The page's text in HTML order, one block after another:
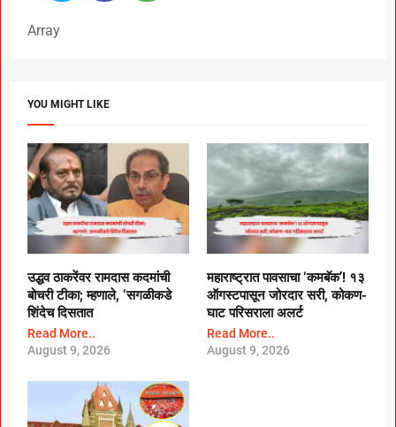
Array
YOU MIGHT LIKE
उद्धव ठाकरेंवर रामदास कदमांची
बोचरी टीका; म्हणाले, ‘सगळीकडे
शिंदेच दिसतात
Read More..
August 9, 2026
महाराष्ट्रात पावसाचा ‘कमबॅक’! १३
ऑगस्टपासून जोरदार सरी, कोकण-
घाट परिसराला अलर्ट
Read More..
August 9, 2026